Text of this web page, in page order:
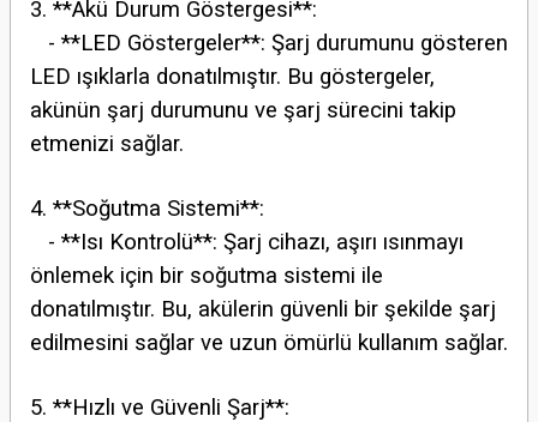
3. **Akü Durum Göstergesi**:
- **LED Göstergeler**: Şarj durumunu gösteren
LED ışıklarla donatılmıştır. Bu göstergeler,
akünün şarj durumunu ve şarj sürecini takip
etmenizi sağlar.
4. **Soğutma Sistemi**:
- **Isı Kontrolü**: Şarj cihazı, aşırı ısınmayı
önlemek için bir soğutma sistemi ile
donatılmıştır. Bu, akülerin güvenli bir şekilde şarj
edilmesini sağlar ve uzun ömürlü kullanım sağlar.
5. **Hızlı ve Güvenli Şarj**: